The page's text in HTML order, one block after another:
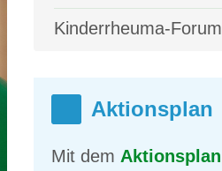
Kinderrheuma-Forum
Aktionsplan
Mit dem Aktionsplan